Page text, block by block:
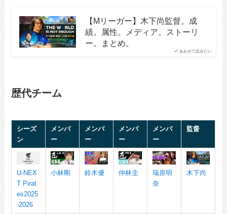
あわせて読みたい
【Mリーガー】木下尚監督。成
績。属性。メディア。ストーリ
ー。まとめ。
歴代チーム
シーズ
ン
メンバ
ー
メンバ
ー
メンバ
ー
メンバ
ー
監督
U-NEX
T Pirat
es2025
-2026
小林剛 鈴木優 仲林圭
瑞原明
奈
木下尚